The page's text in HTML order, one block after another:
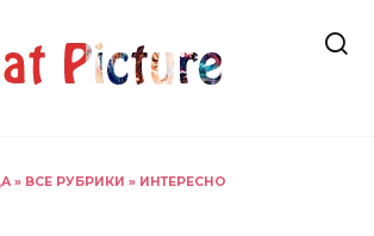
» ВСЕ РУБРИКИ » ИНТЕРЕСНО